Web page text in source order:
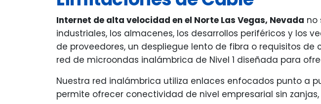
Internet de alta velocidad en el Norte Las Vegas, Nevada no
industriales, los almacenes, los desarrollos periféricos y
de proveedores, un despliegue lento de fibra o requisitos
red de microondas inalámbrica de Nivel 1 diseñada para
Nuestra red inalámbrica utiliza enlaces enfocados punto a
permite ofrecer conectividad de nivel empresarial sin